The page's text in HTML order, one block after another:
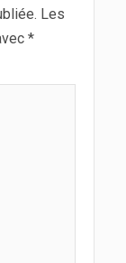
Les
*